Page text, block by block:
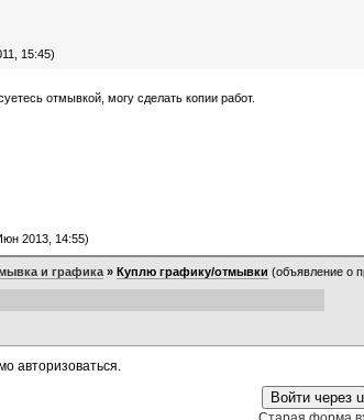
15:45)
отмывкой, могу сделать копии работ.
2013, 14:55)
и графика » Куплю графику/отмывки (объявление о
авторизоваться.
Войти через